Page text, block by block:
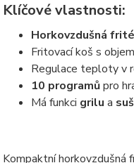
Klíčové vlastnosti:
Horkovzdušná
Fritovací koš s
Regulace teploty v
10 programůpro
Má funkci grilu a
Kompaktní horkovzdušná